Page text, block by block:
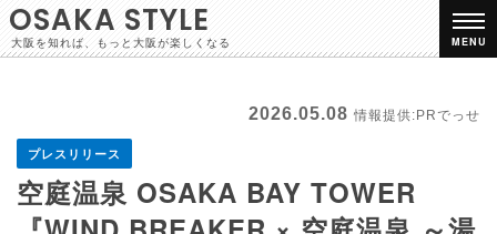
OSAKA STYLE
大阪を知れば、もっと大阪が楽しくなる MENU
2026.05.08 情報提供:PRでっせ
プレスリリース
空庭温泉 OSAKA BAY TOWER